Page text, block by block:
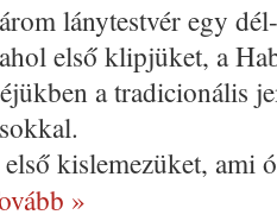
lánytestvér egy
első klipjüket, a
a tradicionális
kislemezüket, ami
»